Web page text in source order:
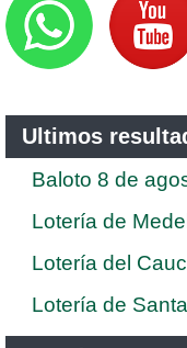
Ultimos
Baloto 8 de
Lotería de
Lotería del
Lotería de